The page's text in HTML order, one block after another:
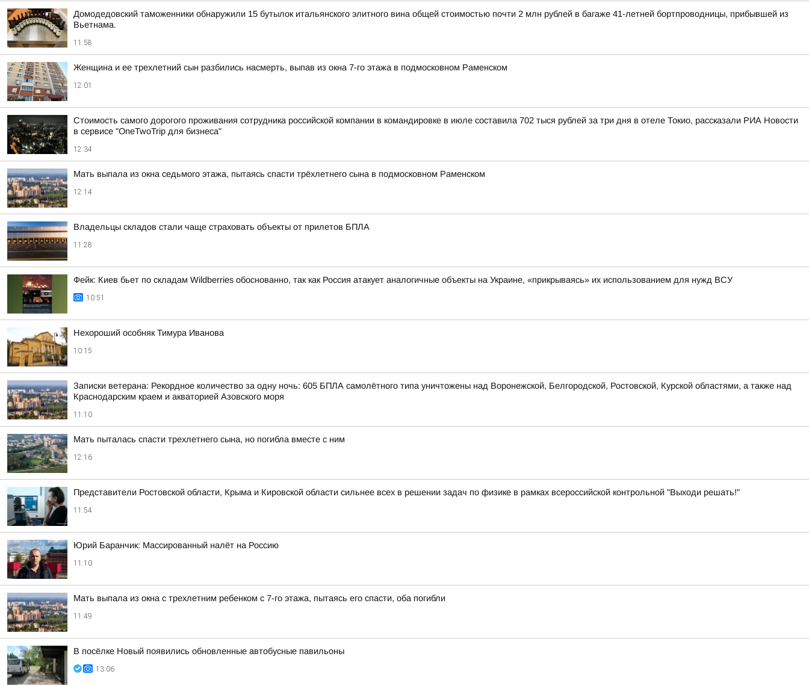
Домодедовский таможенники обнаружили 15 бутылок итальянского элитного вина общей стоимостью почти 2 млн рублей в багаже 41-летней бортпроводницы, прибывшей из
Вьетнама.
11:58
Женщина и ее трехлетний сын разбились насмерть, выпав из окна 7-го этажа в подмосковном Раменском
12:01
Стоимость самого дорогого проживания сотрудника российской компании в командировке в июле составила 702 тыся рублей за три дня в отеле Токио, рассказали РИА Новости
в сервисе "OneTwoTrip для бизнеса"
12:34
Мать выпала из окна седьмого этажа, пытаясь спасти трёхлетнего сына в подмосковном Раменском
12:14
Владельцы складов стали чаще страховать объекты от прилетов БПЛА
11:28
Фейк: Киев бьет по складам Wildberries обоснованно, так как Россия атакует аналогичные объекты на Украине, «прикрываясь» их использованием для нужд ВСУ
10:51
Нехороший особняк Тимура Иванова
10:15
Записки ветерана: Рекордное количество за одну ночь: 605 БПЛА самолётного типа уничтожены над Воронежской, Белгородской, Ростовской, Курской областями, а также над
Краснодарским краем и акваторией Азовского моря
11:10
Мать пыталась спасти трехлетнего сына, но погибла вместе с ним
12:16
Представители Ростовской области, Крыма и Кировской области сильнее всех в решении задач по физике в рамках всероссийской контрольной "Выходи решать!"
11:54
Юрий Баранчик: Массированный налёт на Россию
11:10
Мать выпала из окна с трехлетним ребенком с 7-го этажа, пытаясь его спасти, оба погибли
11:49
В посёлке Новый появились обновленные автобусные павильоны
13:06